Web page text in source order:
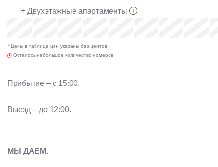
+ Двухэтажные апартаменты
x
* Цены в таблице цен указаны без центов
Осталось небольшое количество номеров
Прибытие – с 15:00.
Выезд – до 12:00.
МЫ ДАЕМ: